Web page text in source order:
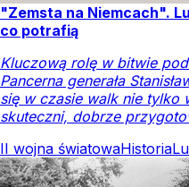
"Zemsta na Niemcach".
co potrafią
Kluczową rolę w bitwie
Pancerna generała
się w czasie walk nie tylko
skuteczni, dobrze
II wojna światowaHistoria